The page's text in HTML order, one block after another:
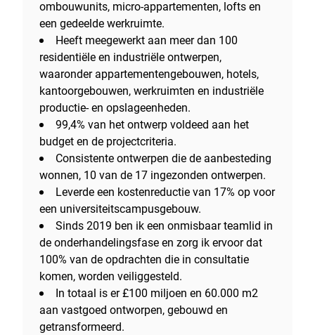
ombouwunits, micro-appartementen, lofts en
een gedeelde werkruimte.
Heeft meegewerkt aan meer dan 100
residentiële en industriële ontwerpen,
waaronder appartementengebouwen, hotels,
kantoorgebouwen, werkruimten en industriële
productie- en opslageenheden.
99,4% van het ontwerp voldeed aan het
budget en de projectcriteria.
Consistente ontwerpen die de aanbesteding
wonnen, 10 van de 17 ingezonden ontwerpen.
Leverde een kostenreductie van 17% op voor
een universiteitscampusgebouw.
Sinds 2019 ben ik een onmisbaar teamlid in
de onderhandelingsfase en zorg ik ervoor dat
100% van de opdrachten die in consultatie
komen, worden veiliggesteld.
In totaal is er £100 miljoen en 60.000 m2
aan vastgoed ontworpen, gebouwd en
getransformeerd.